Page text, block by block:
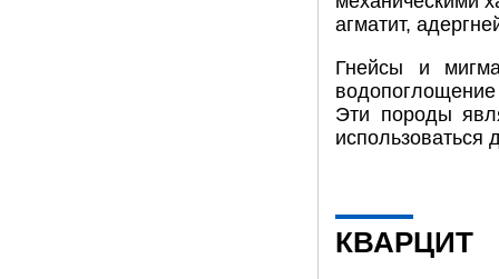
агматит,
Гнейсы и
Эти породы
использоваться
КВАРЦИТ